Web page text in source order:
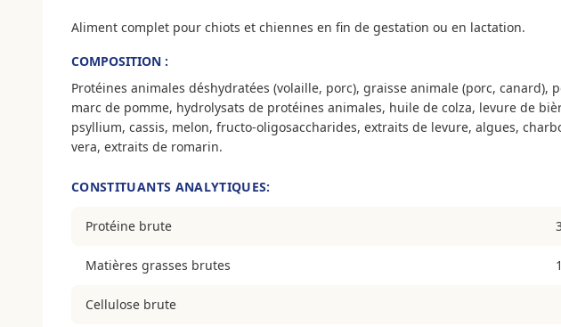
Aliment complet pour chiots et chiennes en fin de gestation ou en lactation.
COMPOSITION :
Protéines animales déshydratées (volaille, porc), graisse animale (porc,
marc de pomme, hydrolysats de protéines animales, huile de colza, levure de
psyllium, cassis, melon, fructo-oligosaccharides, extraits de levure, algues,
vera, extraits de romarin.
CONSTITUANTS ANALYTIQUES:
Protéine brute
Matières grasses brutes
Cellulose brute